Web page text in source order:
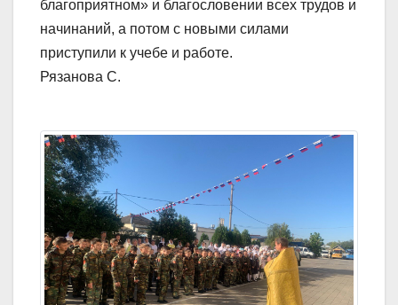
благоприятном» и благословении всех трудов и
начинаний, а потом с новыми силами
приступили к учебе и работе.
Рязанова С.